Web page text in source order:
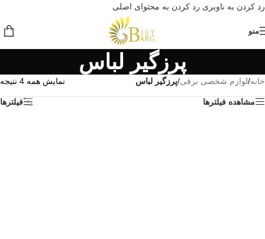
رد کردن به ناوبری رد کردن به محتوای اصلی
منو
پرزگیر لباس
خانه/لوازم شخصی برقی/پرزگیر لباس نمایش همه 4 نتیجه
مشاهده فیلترها فیلترها